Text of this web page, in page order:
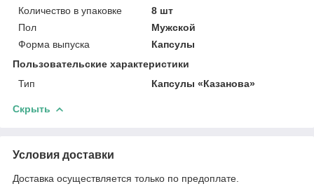
Количество в упаковке
8 шт
Пол
Мужской
Форма выпуска
Капсулы
Пользовательские характеристики
Тип
Капсулы «Казанова»
Скрыть
Условия доставки
Доставка осуществляется только по предоплате.